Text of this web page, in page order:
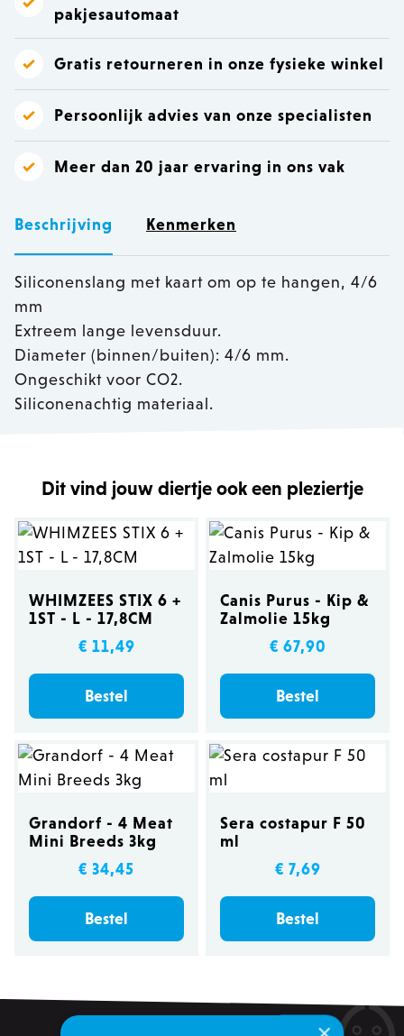
pakjesautomaat
Gratis retourneren in onze fysieke winkel
Persoonlijk advies van onze specialisten
Meer dan 20 jaar ervaring in ons vak
Beschrijving Kenmerken
Siliconenslang met kaart om op te hangen, 4/6
mm
Extreem lange levensduur.
Diameter (binnen/buiten): 4/6 mm.
Ongeschikt voor CO2.
Siliconenachtig materiaal.
Dit vind jouw diertje ook een pleziertje
WHIMZEES STIX 6 +
1ST - L - 17,8CM
€ 11,49
Bestel
Canis Purus - Kip &
Zalmolie 15kg
€ 67,90
Bestel
Grandorf - 4 Meat
Mini Breeds 3kg
€ 34,45
Bestel
Sera costapur F 50
ml
€ 7,69
Bestel